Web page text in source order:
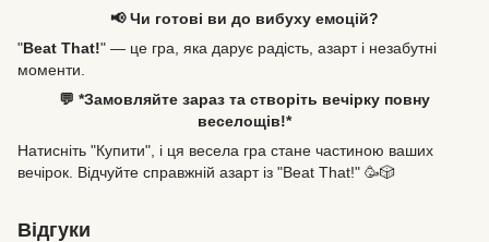
📢 Чи готові ви до вибуху емоцій?
"Beat That!" — це гра, яка дарує радість, азарт і незабутні
моменти.
💬 *Замовляйте зараз та створіть вечірку повну
веселощів!*
Натисніть "Купити", і ця весела гра стане частиною ваших
вечірок. Відчуйте справжній азарт із "Beat That!" 🥳🎲
Відгуки